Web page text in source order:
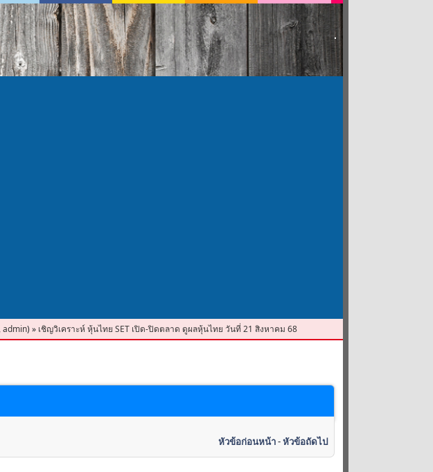
,admin) » เชิญวิเคราะห์ หุ้นไทย SET เปิด-ปิดตลาด ดูผลหุ้นไทย วันที่ 21 สิงหาคม 68
หัวข้อก่อนหน้า-หัวข้อถัดไป